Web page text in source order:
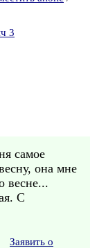
3
самое
она мне
весне...
С
Заявить о